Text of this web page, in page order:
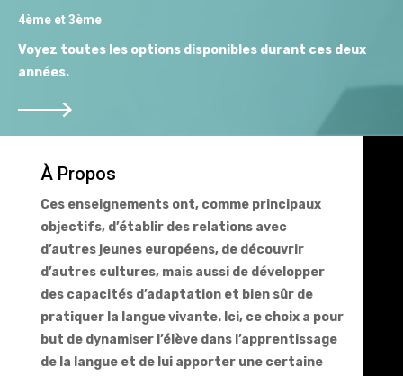
4ème et 3ème
Voyez toutes les options disponibles durant ces deux
années.
ÀPropos
Ces enseignements ont, comme principaux
objectifs, d’établir des relations avec
d’autres jeunes européens, de découvrir
d’autres cultures, mais aussi de développer
des capacités d’adaptation et bien sûr de
pratiquer la langue vivante. Ici, ce choix a pour
but de dynamiser l’élève dans l’apprentissage
de la langue et de lui apporter une certaine